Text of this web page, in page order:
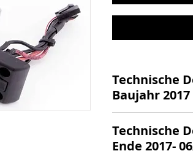
Technische
Baujahr 2017
Passend für
Produktionsjahr
Technische
Ende 2017-